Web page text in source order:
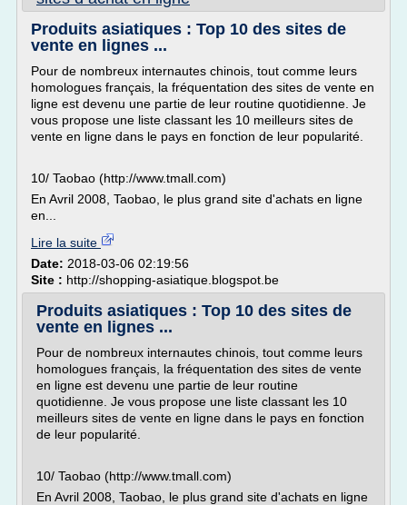
Produits asiatiques : Top 10 des sites de
vente en lignes ...
Pour de nombreux internautes chinois, tout comme leurs
homologues français, la fréquentation des sites de vente en
ligne est devenu une partie de leur routine quotidienne. Je
vous propose une liste classant les 10 meilleurs sites de
vente en ligne dans le pays en fonction de leur popularité.
10/ Taobao (http://www.tmall.com)
En Avril 2008, Taobao, le plus grand site d'achats en ligne
en...
Lire la suite
Date: 2018-03-06 02:19:56
Site : http://shopping-asiatique.blogspot.be
Produits asiatiques : Top 10 des sites de
vente en lignes ...
Pour de nombreux internautes chinois, tout comme leurs
homologues français, la fréquentation des sites de vente
en ligne est devenu une partie de leur routine
quotidienne. Je vous propose une liste classant les 10
meilleurs sites de vente en ligne dans le pays en fonction
de leur popularité.
10/ Taobao (http://www.tmall.com)
En Avril 2008, Taobao, le plus grand site d'achats en ligne